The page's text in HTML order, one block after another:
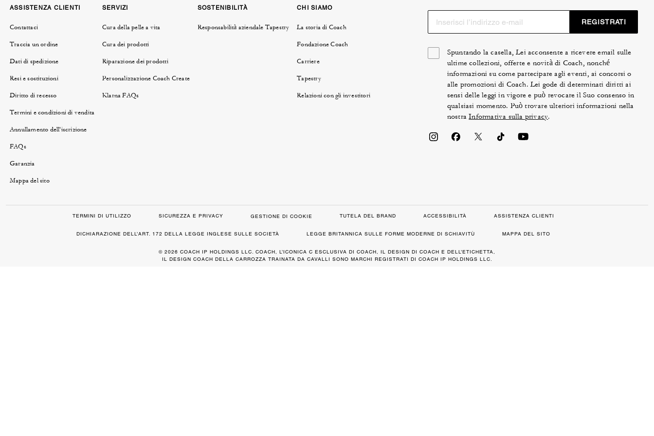
ASSISTENZA CLIENTI
Contattaci
Traccia un ordine
Dati di spedizione
Resi e sostituzioni
Diritto di recesso
Termini e condizioni di vendita
Annullamento dell'iscrizione
FAQs
Garanzia
Mappa del sito
SERVIZI
Cura della pelle a vita
Cura dei prodotti
Riparazione dei prodotti
Personalizzazione Coach Create
Klarna FAQs
SOSTENIBILITÀ
Responsabilità aziendale Tapestry
CHI SIAMO
La storia di Coach
Fondazione Coach
Carriere
Tapestry
Relazioni con gli investitori
REGISTRATI
Spuntando la casella, Lei acconsente a ricevere email sulle
ultime collezioni, offerte e novità di Coach, nonché
informazioni su come partecipare agli eventi, ai concorsi o
alle promozioni di Coach. Lei gode di determinati diritti ai
sensi delle leggi in vigore e può revocare il Suo consenso in
qualsiasi momento. Può trovare ulteriori informazioni nella
nostraInformativa sulla privacy.
TERMINI DI UTILIZZO SICUREZZA E PRIVACY GESTIONE DI COOKIE TUTELA DEL BRAND ACCESSIBILITÀ ASSISTENZA CLIENTI
DICHIARAZIONE DELL’ART. 172 DELLA LEGGE INGLESE SULLE SOCIETÀ LEGGE BRITANNICA SULLE FORME MODERNE DI SCHIAVITÙ MAPPA DEL SITO
© 2026 COACH IP HOLDINGS LLC. COACH, L’ICONICA C ESCLUSIVA DI COACH, IL DESIGN DI COACH E DELL’ETICHETTA,
IL DESIGN COACH DELLA CARROZZA TRAINATA DA CAVALLI SONO MARCHI REGISTRATI DI COACH IP HOLDINGS LLC.